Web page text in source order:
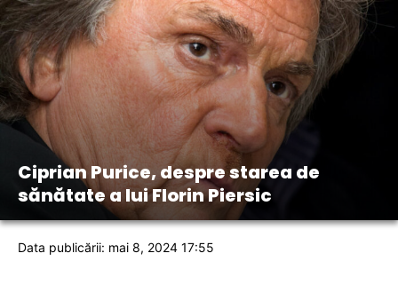
Ciprian Purice, despre starea de
sănătate a lui Florin Piersic
Data publicării: mai 8, 2024 17:55